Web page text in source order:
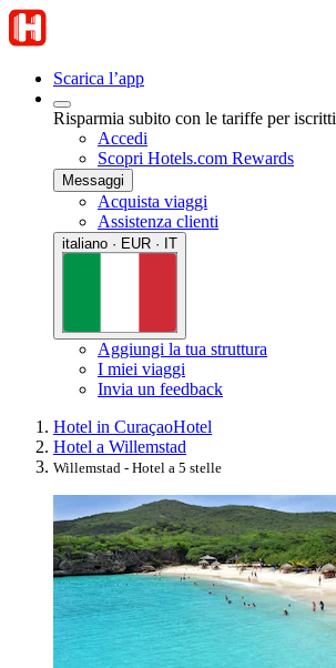
Scarica l’app
Risparmia subito con le tariffe per iscritti
Accedi
Scopri Hotels.com Rewards
Messaggi
Acquista viaggi
Assistenza clienti
italiano · EUR · IT
Aggiungi la tua struttura
I miei viaggi
Invia un feedback
Hotel in CuraçaoHotel
Hotel a Willemstad
Willemstad - Hotel a 5 stelle